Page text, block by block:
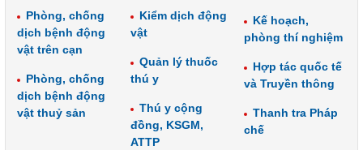
Phòng, chống
dịch bệnh động
vật trên cạn
Phòng, chống
dịch bệnh động
vật thuỷ sản
Kiểm dịch động
vật
Quản lý thuốc
thú y
Thú y cộng
đồng, KSGM,
ATTP
Kế hoạch,
phòng thí nghiệm
Hợp tác quốc tế
và Truyền thông
Thanh tra Pháp
chế